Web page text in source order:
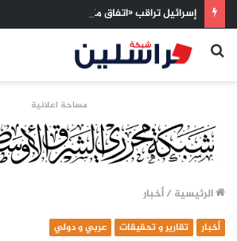
بحث
مساحة اعلانية
الرئيسية /أخبار
أخبار تقارير و تحقيقات عربي و دولي